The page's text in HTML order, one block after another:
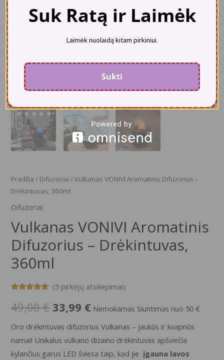
Pradžia / Difuzoriai / Vulkanas VONIVI Aromatinis Difuzorius –
Drėkintuvas, 360ml
Difuzoriai
Vulkanas VONIVI Aromatinis
Difuzorius – Drėkintuvas,
360ml
5.00 iš 5
(viso
(5 pirkėjų atsiliepimai)
49,00€ 33,99 € Nemokamas Siuntimas nuo 50 €
Oro drėkintuvas difuzorius Vulkanas – jaukūs ir kvapnūs
namai! Unikalus vulkano dizaino drėkintuvas apšviečia
kylančius garus LED šviesa taip, kad jie įgauna lavos
Suk Ratą ir Laimėk
Laimėk nuolaidą kitam pirkiniui.
Sukti